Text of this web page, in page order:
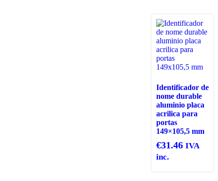
Identificador de
nome durable
aluminio placa
acrilica para
portas
149×105,5 mm
€31.46 IVA
inc.